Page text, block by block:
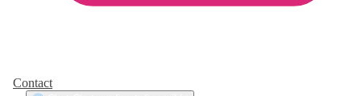
Contact